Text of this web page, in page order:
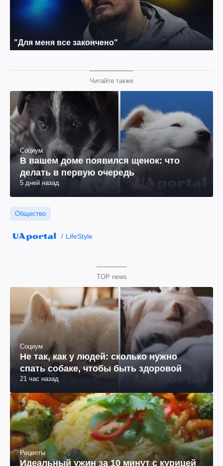
Читайте также
Социум
В вашем доме появился щенок: что
делать в первую очередь
5 дней назад
Общество
LifeStyle
TOP news
Социум
Не так, как у людей: сколько нужно
спать собаке, чтобы быть здоровой
21 час назад
Рецепты
Идеальный ужин за 10 минут с курицей